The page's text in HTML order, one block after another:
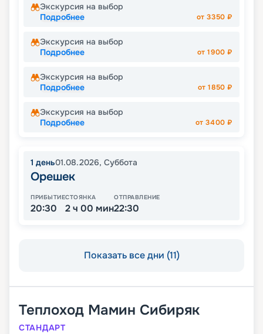
Экскурсия на выбор
Подробнее
от3350 ₽
Экскурсия на выбор
Подробнее
от1900 ₽
Экскурсия на выбор
Подробнее
от1850 ₽
Экскурсия на выбор
Подробнее
от3400 ₽
1 день01.08.2026, Суббота
Орешек
ПРИБЫТИЕ
20:30
СТОЯНКА
2 ч 00 мин
ОТПРАВЛЕНИЕ
22:30
Показать все дни (11)
Теплоход Мамин Сибиряк
СТАНДАРТ